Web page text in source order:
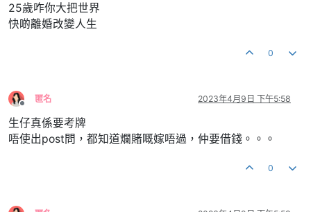
25歲咋你大把世界
快啲離婚改變人生
0
離線
匿名 2023年4月9日 下午5:58
生仔真係要考牌
唔使出post問，都知道爛賭嘅嫁唔過，仲要借錢。。。
0